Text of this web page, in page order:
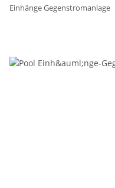
Einhänge Gegenstromanlage